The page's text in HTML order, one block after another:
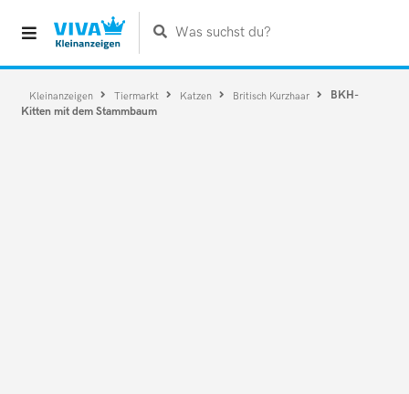
Was suchst du?
Kleinanzeigen Tiermarkt Katzen Britisch Kurzhaar
BKH-
Kitten mit dem Stammbaum